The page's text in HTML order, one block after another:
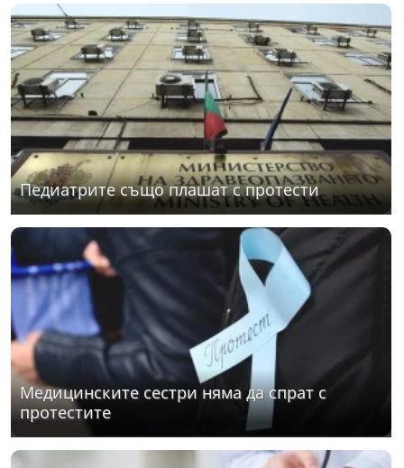
Педиатрите също плашат с протести
Медицинските сестри няма да спрат с
протестите